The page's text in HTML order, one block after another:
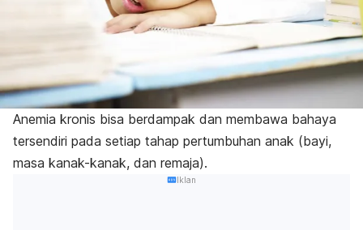
Anemia kronis bisa berdampak dan membawa bahaya
tersendiri pada setiap tahap pertumbuhan anak (bayi,
masa kanak-kanak, dan remaja).
Iklan